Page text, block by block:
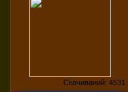
Скачиваний: 4531